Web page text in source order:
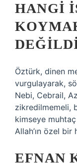
HANGI
Öztürk, dinen
vurgulayarak,
Nebi, Cebrail,
zikredilmemeli,
kimseye
Allah’ın özel
EFNAN